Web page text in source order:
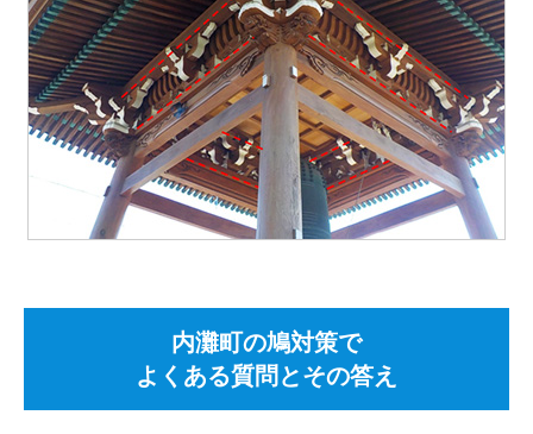
内灘町の鳩対策で
よくある質問とその答え